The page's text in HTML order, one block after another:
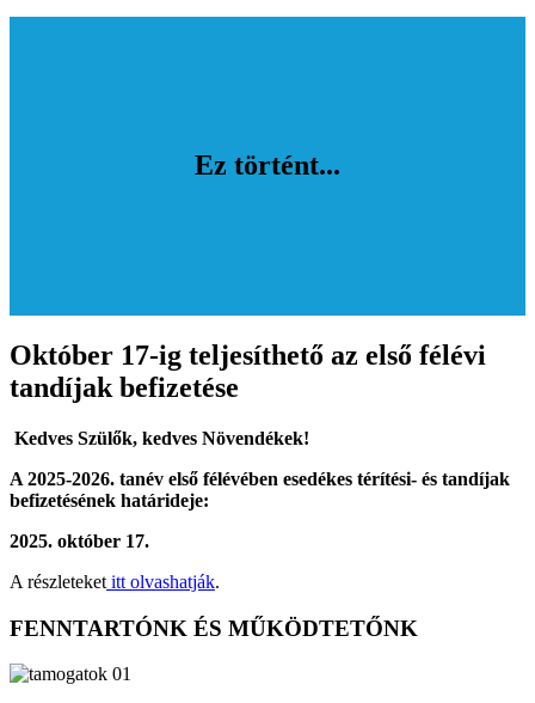
Ez történt...
Október 17-ig teljesíthető az első félévi
tandíjak befizetése
Kedves Szülők, kedves Növendékek!
A 2025-2026. tanév első félévében esedékes térítési- és tandíjak
befizetésének határideje:
2025. október 17.
A részleteket itt olvashatják.
FENNTARTÓNK ÉS MŰKÖDTETŐNK